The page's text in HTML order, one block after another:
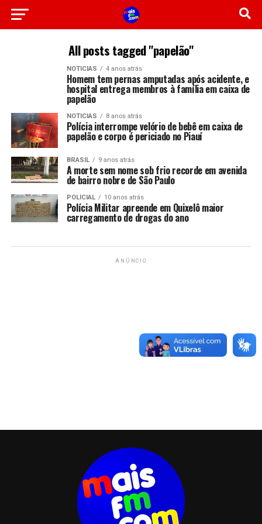
All posts tagged "papelão"
NOTICIAS 4 anos atrás
Homem tem pernas amputadas após acidente, e
hospital entrega membros à família em caixa de
papelão
NOTICIAS 8 anos atrás
Polícia interrompe velório de bebê em caixa de
papelão e corpo é periciado no Piauí
BRASIL 9 anos atrás
A morte sem nome sob frio recorde em avenida
de bairro nobre de São Paulo
POLICIAL 10 anos atrás
Polícia Militar apreende em Quixelô maior
carregamento de drogas do ano
ANÚNCIO